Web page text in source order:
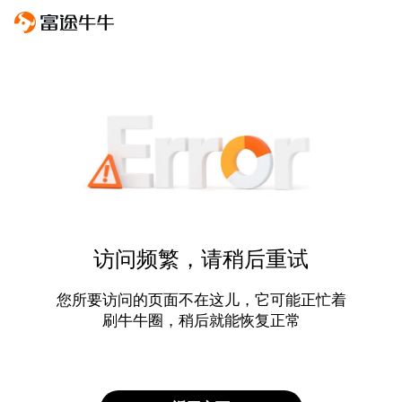
访问频繁，请稍后重试
您所要访问的页面不在这儿，它可能正忙着
刷牛牛圈，稍后就能恢复正常